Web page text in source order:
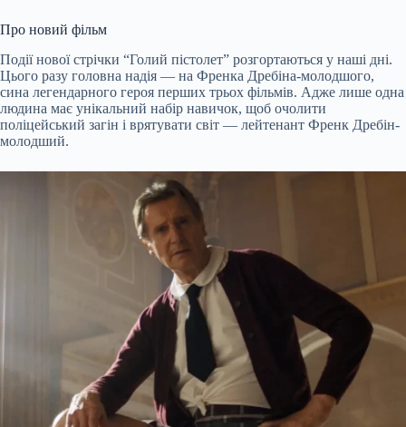
Про новий фільм
Події нової стрічки “Голий пістолет” розгортаються у наші дні.
Цього разу головна надія — на Френка Дребіна-молодшого,
сина легендарного героя перших трьох фільмів. Адже лише одна
людина має унікальний набір навичок, щоб очолити
поліцейський загін і врятувати світ — лейтенант Френк Дребін-
молодший.